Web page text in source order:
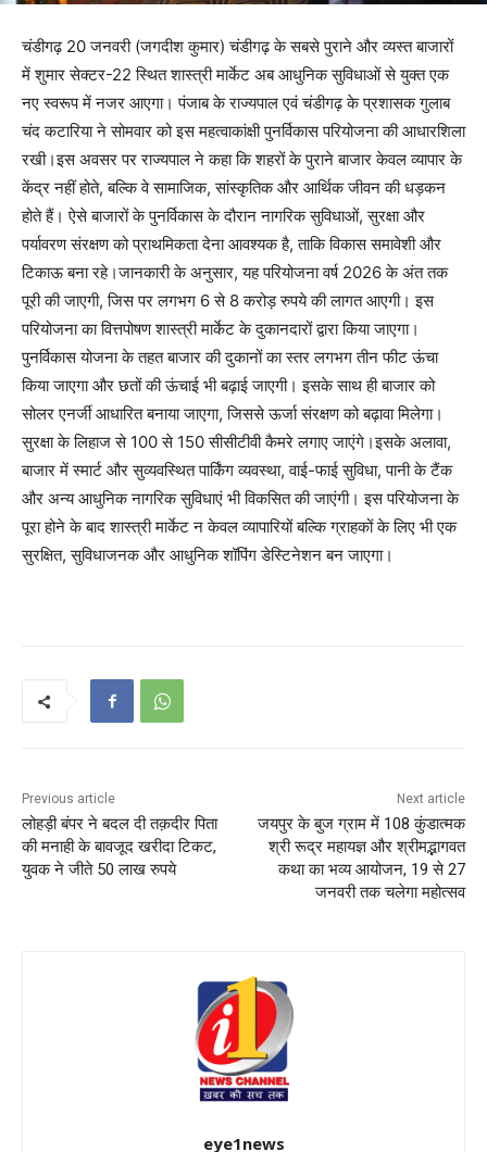
चंडीगढ़ 20 जनवरी (जगदीश कुमार) चंडीगढ़ के सबसे पुराने और व्यस्त बाजारों
में शुमार सेक्टर-22 स्थित शास्त्री मार्केट अब आधुनिक सुविधाओं से युक्त एक
नए स्वरूप में नजर आएगा। पंजाब के राज्यपाल एवं चंडीगढ़ के प्रशासक गुलाब
चंद कटारिया ने सोमवार को इस महत्वाकांक्षी पुनर्विकास परियोजना की आधारशिला
रखी।इस अवसर पर राज्यपाल ने कहा कि शहरों के पुराने बाजार केवल व्यापार के
केंद्र नहीं होते, बल्कि वे सामाजिक, सांस्कृतिक और आर्थिक जीवन की धड़कन
होते हैं। ऐसे बाजारों के पुनर्विकास के दौरान नागरिक सुविधाओं, सुरक्षा और
पर्यावरण संरक्षण को प्राथमिकता देना आवश्यक है, ताकि विकास समावेशी और
टिकाऊ बना रहे।जानकारी के अनुसार, यह परियोजना वर्ष 2026 के अंत तक
पूरी की जाएगी, जिस पर लगभग 6 से 8 करोड़ रुपये की लागत आएगी। इस
परियोजना का वित्तपोषण शास्त्री मार्केट के दुकानदारों द्वारा किया जाएगा।
पुनर्विकास योजना के तहत बाजार की दुकानों का स्तर लगभग तीन फीट ऊंचा
किया जाएगा और छतों की ऊंचाई भी बढ़ाई जाएगी। इसके साथ ही बाजार को
सोलर एनर्जी आधारित बनाया जाएगा, जिससे ऊर्जा संरक्षण को बढ़ावा मिलेगा।
सुरक्षा के लिहाज से 100 से 150 सीसीटीवी कैमरे लगाए जाएंगे।इसके अलावा,
बाजार में स्मार्ट और सुव्यवस्थित पार्किंग व्यवस्था, वाई-फाई सुविधा, पानी के टैंक
और अन्य आधुनिक नागरिक सुविधाएं भी विकसित की जाएंगी। इस परियोजना के
पूरा होने के बाद शास्त्री मार्केट न केवल व्यापारियों बल्कि ग्राहकों के लिए भी एक
सुरक्षित, सुविधाजनक और आधुनिक शॉपिंग डेस्टिनेशन बन जाएगा।
Previous article
लोहड़ी बंपर ने बदल दी तक़दीर पिता
की मनाही के बावजूद खरीदा टिकट,
युवक ने जीते 50 लाख रुपये
Next article
जयपुर के बुज ग्राम में 108 कुंडात्मक
श्री रूद्र महायज्ञ और श्रीमद्भागवत
कथा का भव्य आयोजन, 19 से 27
जनवरी तक चलेगा महोत्सव
eye1news